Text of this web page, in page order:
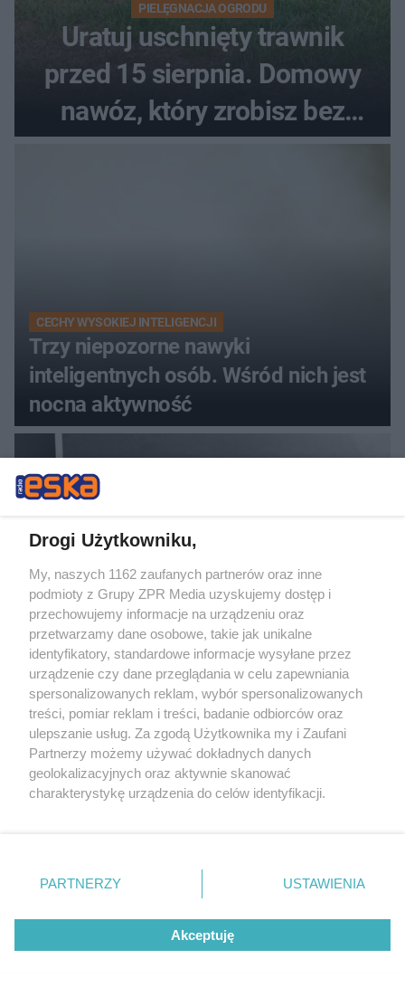
PIELĘGNACJA OGRODU
Uratuj uschnięty trawnik
przed 15 sierpnia. Domowy
nawóz, który zrobisz bez
CECHY WYSOKIEJ INTELIGENCJI
Trzy niepozorne nawyki
inteligentnych osób. Wśród nich jest
nocna aktywność
AFERA PO POGRZEBIE
Błyskawiczny pogrzeb ojca
Messiego. Argentyńczyk jest
wściekły i zapowiada kroki prawne
Rekord w lidze WNBA. Kto rzucił
Drogi Użytkowniku,
My, naszych 1162 zaufanych partnerów oraz inne
podmioty z Grupy ZPR Media uzyskujemy dostęp i
przechowujemy informacje na urządzeniu oraz
przetwarzamy dane osobowe, takie jak unikalne
identyfikatory, standardowe informacje wysyłane przez
urządzenie czy dane przeglądania w celu zapewniania
spersonalizowanych reklam, wybór spersonalizowanych
treści, pomiar reklam i treści, badanie odbiorców oraz
ulepszanie usług. Za zgodą Użytkownika my i Zaufani
Partnerzy możemy używać dokładnych danych
geolokalizacyjnych oraz aktywnie skanować
charakterystykę urządzenia do celów identyfikacji.
zmienić/wycofać klikając przycisk ustawień prywatności
znajdujący się w lewym dolnym rogu strony
rodzaje przetwarzania danych nie wymagają zgody
użytkownika, ale masz prawo sprzeciwić się takiemu
przetwarzaniu. Preferencje będą miały zastosowanie tylko
PARTNERZY USTAWIENIA
Akceptuję